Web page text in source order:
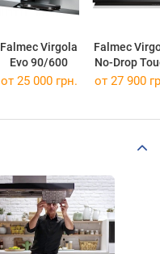
Falmec Virgola
Evo 90/600
Falmec
No-Drop
60
от 25 000 грн. от 27 900